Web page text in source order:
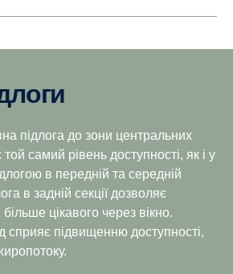
підлога до зони центральних
самий рівень доступності, як і у
в передній та середній
в задній секції дозволяє
цікавого через вікно.
сприяє підвищенню доступності,